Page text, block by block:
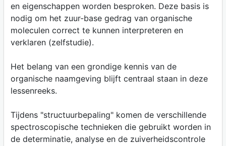
en eigenschappen worden besproken. Deze basis is
nodig om het zuur-base gedrag van organische
moleculen correct te kunnen interpreteren en
verklaren (zelfstudie).
Het belang van een grondige kennis van de
organische naamgeving blijft centraal staan in deze
lessenreeks.
Tijdens "structuurbepaling" komen de verschillende
spectroscopische technieken die gebruikt worden in
de determinatie, analyse en de zuiverheidscontrole